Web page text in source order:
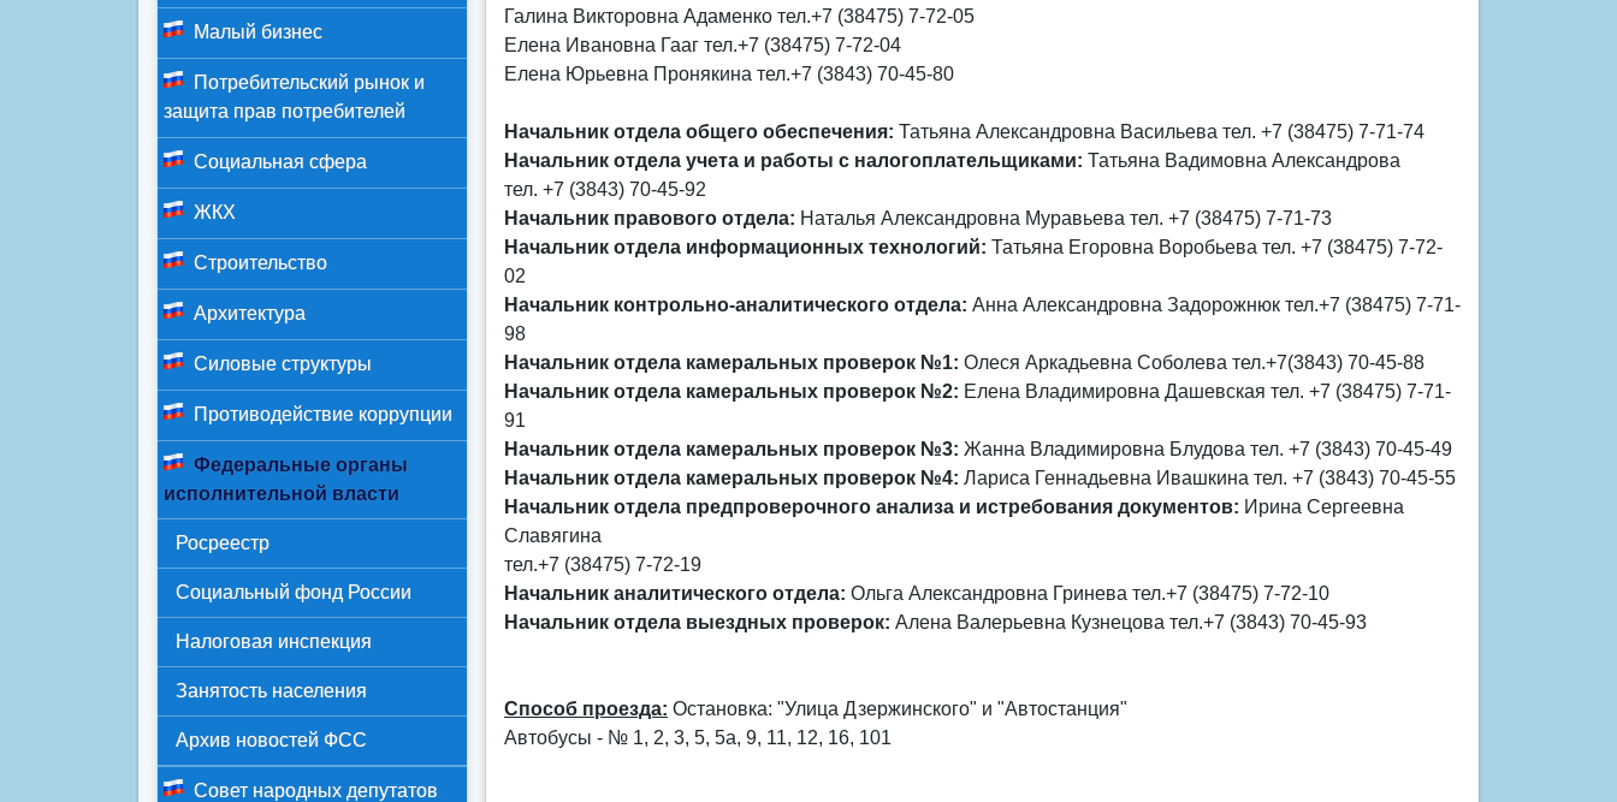
Галина Викторовна Адаменко тел.+7 (38475) 7-72-05
Елена Ивановна Гааг тел.+7 (38475) 7-72-04
Елена Юрьевна Пронякина тел.+7 (3843) 70-45-80
Начальник отдела общего обеспечения: Татьяна Александровна Васильева тел. +7 (38475) 7-71-74
Начальник отдела учета и работы с налогоплательщиками: Татьяна Вадимовна Александрова
тел. +7 (3843) 70-45-92
Начальник правового отдела: Наталья Александровна Муравьева тел. +7 (38475) 7-71-73
Начальник отдела информационных технологий: Татьяна Егоровна Воробьева тел. +7 (38475) 7-72-
02
Начальник контрольно-аналитического отдела: Анна Александровна Задорожнюк тел.+7 (38475) 7-71-
98
Начальник отдела камеральных проверок №1: Олеся Аркадьевна Соболева тел.+7(3843) 70-45-88
Начальник отдела камеральных проверок №2: Елена Владимировна Дашевская тел. +7 (38475) 7-71-
91
Начальник отдела камеральных проверок №3: Жанна Владимировна Блудова тел. +7 (3843) 70-45-49
Начальник отдела камеральных проверок №4: Лариса Геннадьевна Ивашкина тел. +7 (3843) 70-45-55
Начальник отдела предпроверочного анализа и истребования документов: Ирина Сергеевна
Славягина
тел.+7 (38475) 7-72-19
Начальник аналитического отдела: Ольга Александровна Гринева тел.+7 (38475) 7-72-10
Начальник отдела выездных проверок: Алена Валерьевна Кузнецова тел.+7 (3843) 70-45-93
Способ проезда: Остановка: "Улица Дзержинского" и "Автостанция"
Автобусы - № 1, 2, 3, 5, 5а, 9, 11, 12, 16, 101
Малый бизнес
Потребительский рынок и
защита прав потребителей
Социальная сфера
ЖКХ
Строительство
Архитектура
Силовые структуры
Противодействие коррупции
Федеральные органы
исполнительной власти
Росреестр
Социальный фонд России
Налоговая инспекция
Занятость населения
Архив новостей ФСС
Совет народных депутатов